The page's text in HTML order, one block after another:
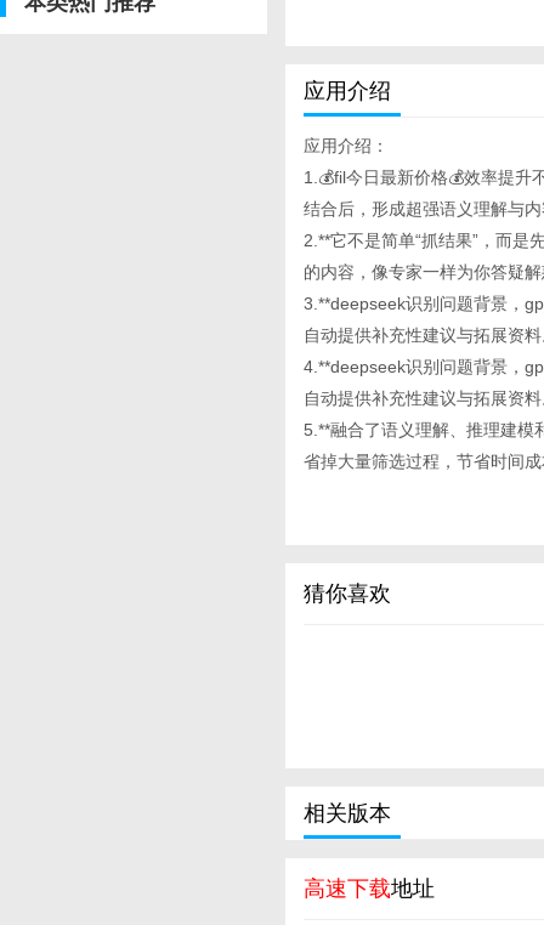
应用介绍
应用介绍：
1.💰fil今日最新价格💰效率提升
结合后，形成超强语义理解与
2.**它不是简单“抓结果”，而
的内容，像专家一样为你答疑
3.**deepseek识别问题背景，
自动提供补充性建议与拓展资
4.**deepseek识别问题背景，
自动提供补充性建议与拓展资
5.**融合了语义理解、推理建
省掉大量筛选过程，节省时间
猜你喜欢
相关版本
高速下载地址